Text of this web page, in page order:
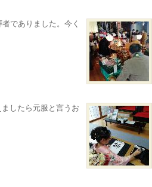
でありました。今く
したら元服と言うお